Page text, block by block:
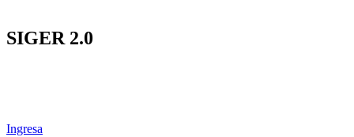
SIGER 2.0
Ingresa